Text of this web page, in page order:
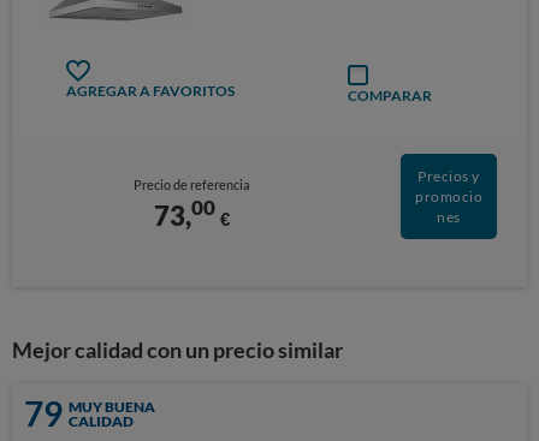
AGREGAR A FAVORITOS COMPARAR
Precio de referencia
73,00 €
Precios y
promocio
nes
Mejor calidad con un precio similar
79 MUY BUENA
CALIDAD